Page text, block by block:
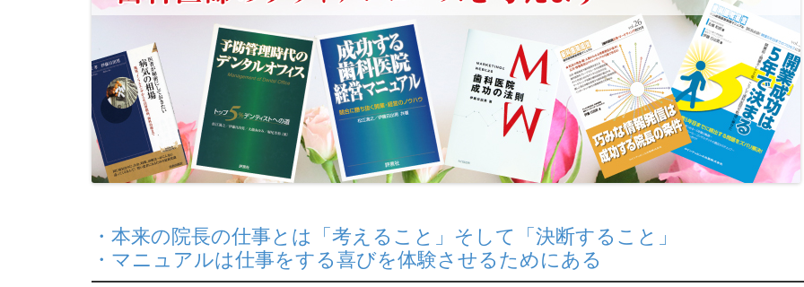
・本来の院長の仕事とは「考えること」そして「決断すること」
・マニュアルは仕事をする喜びを体験させるためにある